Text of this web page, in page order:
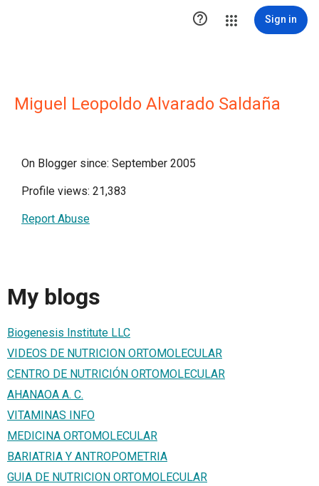
 Sign in
Miguel Leopoldo Alvarado Saldaña
On Blogger since: September 2005
Profile views: 21,383
Report Abuse
My blogs
Biogenesis Institute LLC
VIDEOS DE NUTRICION ORTOMOLECULAR
CENTRO DE NUTRICIÓN ORTOMOLECULAR
AHANAOA A. C.
VITAMINAS INFO
MEDICINA ORTOMOLECULAR
BARIATRIA Y ANTROPOMETRIA
GUIA DE NUTRICION ORTOMOLECULAR